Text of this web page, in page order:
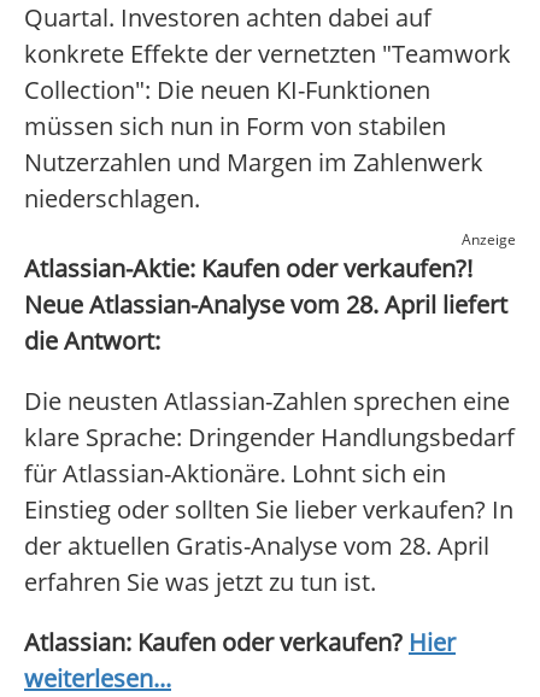
Quartal. Investoren achten dabei auf
konkrete Effekte der vernetzten "Teamwork
Collection": Die neuen KI-Funktionen
müssen sich nun in Form von stabilen
Nutzerzahlen und Margen im Zahlenwerk
niederschlagen.
Anzeige
Atlassian-Aktie: Kaufen oder verkaufen?!
Neue Atlassian-Analyse vom 28. April liefert
die Antwort:
Die neusten Atlassian-Zahlen sprechen eine
klare Sprache: Dringender Handlungsbedarf
für Atlassian-Aktionäre. Lohnt sich ein
Einstieg oder sollten Sie lieber verkaufen? In
der aktuellen Gratis-Analyse vom 28. April
erfahren Sie was jetzt zu tun ist.
Atlassian: Kaufen oder verkaufen? Hier
weiterlesen...